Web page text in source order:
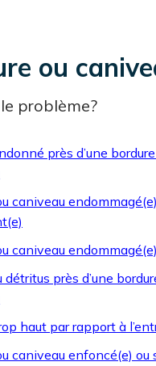
ou
problème?
près d’une bordure
caniveau
caniveau
détritus près d’une
haut par rapport à
caniveau enfoncé(e) ou